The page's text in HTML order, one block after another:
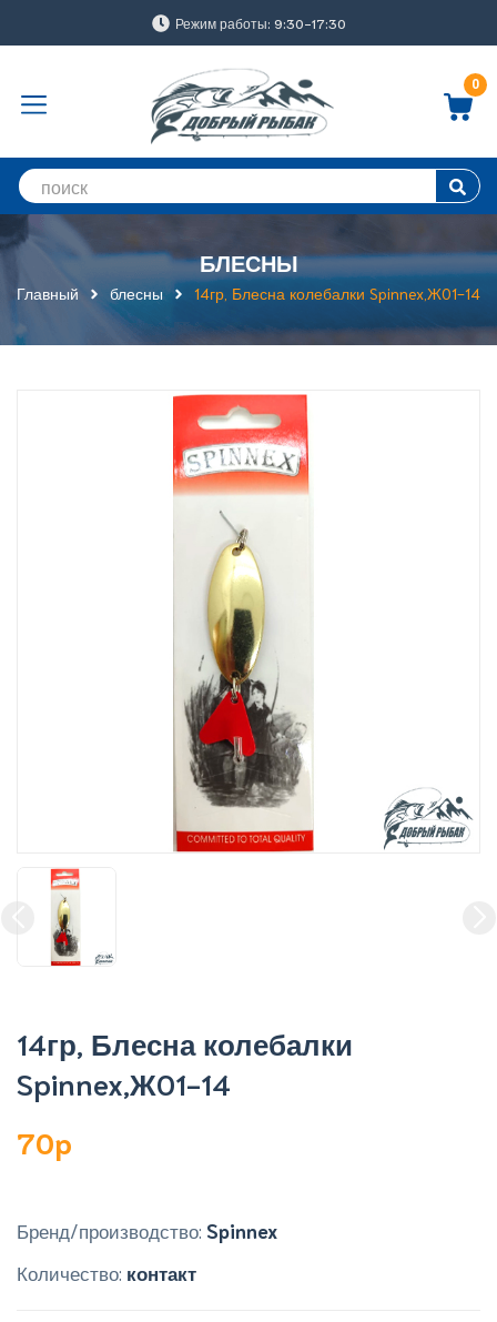
Режим работы: 9:30-17:30
0
БЛЕСНЫ
Главный блесны 14гр, Блесна колебалки Spinnex,Ж01-14
14гр, Блесна колебалки
Spinnex,Ж01-14
70p
Бренд/производство: Spinnex
Количество: контакт